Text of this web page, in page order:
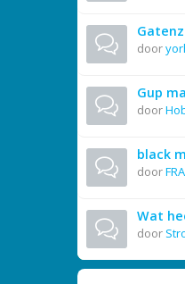
door
Gup
door
black
door
Wat
door